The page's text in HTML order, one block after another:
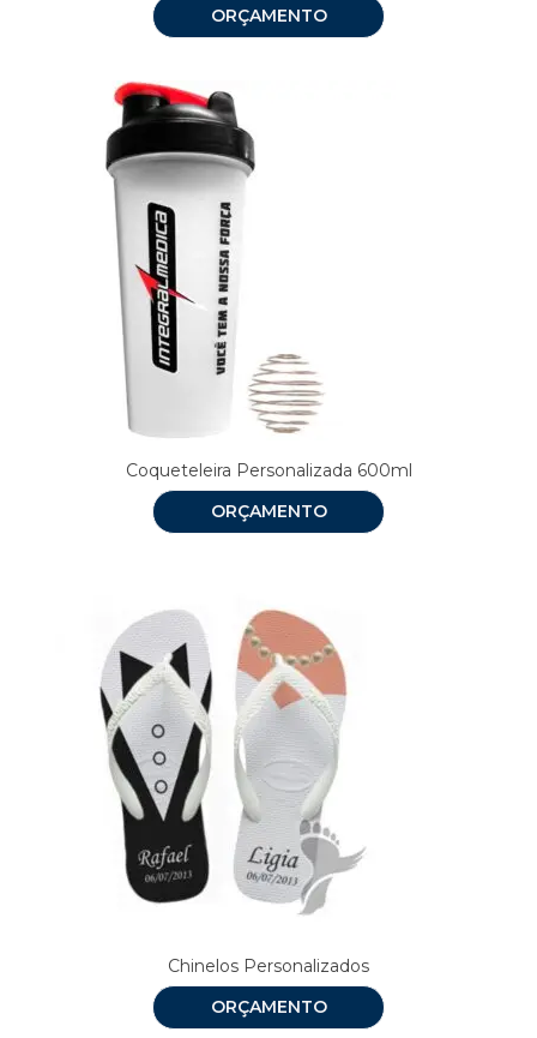
ORÇAMENTO
Coqueteleira Personalizada 600ml
ORÇAMENTO
Chinelos Personalizados
ORÇAMENTO